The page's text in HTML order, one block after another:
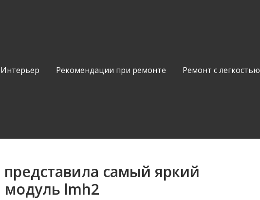
Интерьер Рекомендации при ремонте Ремонт с легкостью
самый яркий
lmh2